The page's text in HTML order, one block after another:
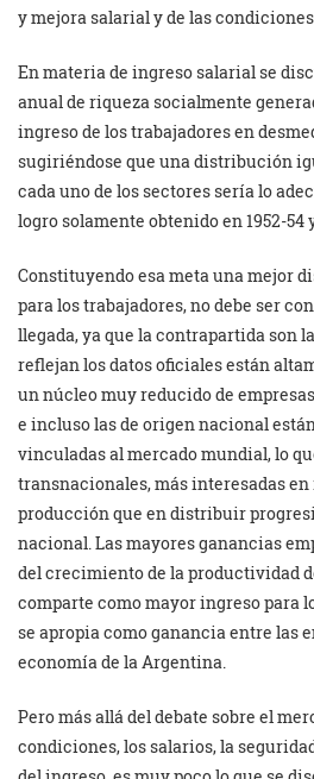
y mejora salarial y de las
En materia de ingreso salarial se
anual de riqueza socialmente
ingreso de los trabajadores en
sugiriéndose que una distribución
cada uno de los sectores sería lo
logro solamente obtenido en 1952-54
Constituyendo esa meta una mejor
para los trabajadores, no debe ser
llegada, ya que la contrapartida son
reflejan los datos oficiales están
un núcleo muy reducido de
e incluso las de origen nacional
vinculadas al mercado mundial, lo
transnacionales, más interesadas
producción que en distribuir
nacional. Las mayores ganancias
del crecimiento de la productividad
comparte como mayor ingreso para
se apropia como ganancia entre las
economía de la Argentina.
Pero más allá del debate sobre el
condiciones, los salarios, la